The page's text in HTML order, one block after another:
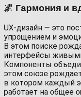
🌌 Гармония и
UX-дизайн — это
упрощением и
В этом поиске
интерфейсы
Компоненты
этом союзе
в котором каждый
работает на общее